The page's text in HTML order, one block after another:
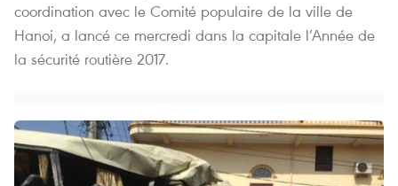
coordination avec le Comité populaire de la ville de
Hanoi, a lancé ce mercredi dans la capitale l’Année de
la sécurité routière 2017.